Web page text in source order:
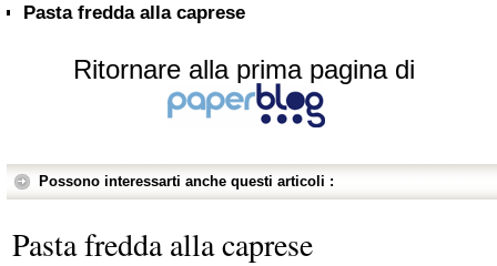
Pasta fredda alla caprese
Ritornare alla prima pagina di
Possono interessarti anche questi articoli :
Pasta fredda alla caprese